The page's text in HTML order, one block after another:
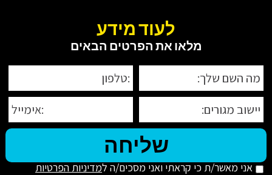
לעוד מידע
מלאו את הפרטים הבאים
אני מאשר/ת כי קראתי ואני מסכים/ה למדיניות הפרטיות